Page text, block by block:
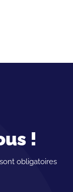
!
obligatoires